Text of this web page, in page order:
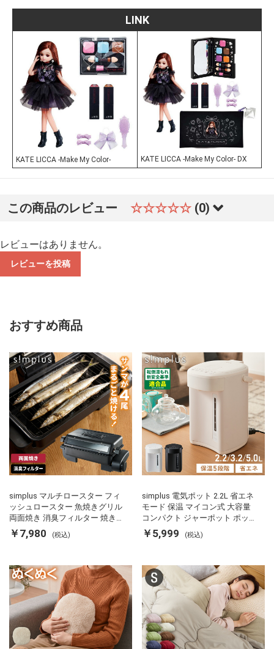
LINK
KATE LICCA -Make My Color- KATE LICCA -Make My Color- DX
この商品のレビュー ☆☆☆☆☆ (0)
レビューはありません。
レビューを投稿
おすすめ商品
simplus マルチロースター フィ
ッシュロースター 魚焼きグリル
両面焼き 消臭フィルター 焼き魚
両面ヒーター タイマー付き SP-
FRS01 マットブラック シンプラ
￥7,980 (税込)
simplus 電気ポット 2.2L 省エネ
モード 保温 マイコン式 大容量
コンパクト ジャーポット ポット
カルキ抜き 空焚き防止 温度調節
軽量 SP-PD22 シンプラス
￥5,999 (税込)